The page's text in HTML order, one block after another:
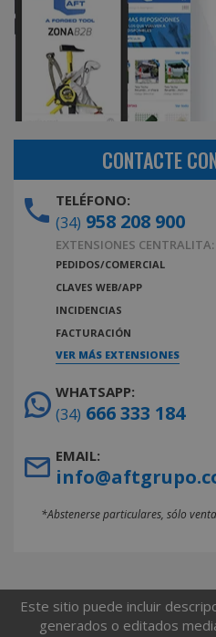
CONTACTE
TELÉFONO:
(34) 958 208 900
EXTENSIONES CENTRALITA:
PEDIDOS/COMERCIAL
CLAVES WEB/APP
INCIDENCIAS
FACTURACIÓN
VER MÁS EXTENSIONES
WHATSAPP:
(34) 666 333 184
EMAIL:
*Abstenerse particulares, sólo
Este sitio puede incluir
generados o editados